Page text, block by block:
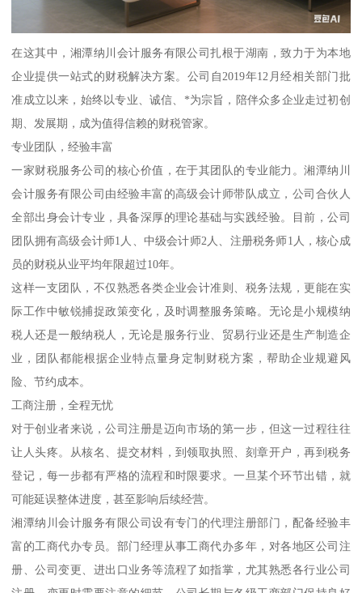
在这其中，湘潭纳川会计服务有限公司扎根于湖南，致力于为本地
企业提供一站式的财税解决方案。公司自2019年12月经相关部门批
准成立以来，始终以专业、诚信、*为宗旨，陪伴众多企业走过初创
期、发展期，成为值得信赖的财税管家。
专业团队，经验丰富
一家财税服务公司的核心价值，在于其团队的专业能力。湘潭纳川
会计服务有限公司由经验丰富的高级会计师带队成立，公司合伙人
全部出身会计专业，具备深厚的理论基础与实践经验。目前，公司
团队拥有高级会计师1人、中级会计师2人、注册税务师1人，核心成
员的财税从业平均年限超过10年。
这样一支团队，不仅熟悉各类企业会计准则、税务法规，更能在实
际工作中敏锐捕捉政策变化，及时调整服务策略。无论是小规模纳
税人还是一般纳税人，无论是服务行业、贸易行业还是生产制造企
业，团队都能根据企业特点量身定制财税方案，帮助企业规避风
险、节约成本。
工商注册，全程无忧
对于创业者来说，公司注册是迈向市场的第一步，但这一过程往往
让人头疼。从核名、提交材料，到领取执照、刻章开户，再到税务
登记，每一步都有严格的流程和时限要求。一旦某个环节出错，就
可能延误整体进度，甚至影响后续经营。
湘潭纳川会计服务有限公司设有专门的代理注册部门，配备经验丰
富的工商代办专员。部门经理从事工商代办多年，对各地区公司注
册、公司变更、进出口业务等流程了如指掌，尤其熟悉各行业公司